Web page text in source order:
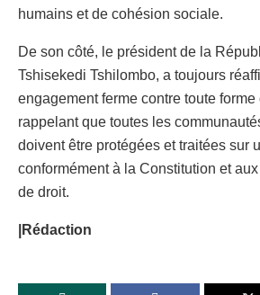
humains et de cohésion sociale.
De son côté, le président de la
Tshisekedi Tshilombo, a toujours
engagement ferme contre toute
rappelant que toutes les
doivent être protégées et traitées sur
conformément à la Constitution et
de droit.
|Rédaction